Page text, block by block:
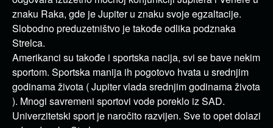
znaku Raka, gde je Jupiter u znaku svoje egzaltacije.
Slobodno preduzetništvo je takođe odlika podznaka
Strelca.
Amerikanci su takođe i sportska nacija, svi se bave nekim
sportom. Sportska manija ih pogotovo hvata u srednjim
godinama života ( Jupiter vlada srednjim godinama života
). Mnogi savremeni sportovi vode poreklo iz SAD.
Univerzitetski sport je naročito razvijen. Sve to opet dolazi